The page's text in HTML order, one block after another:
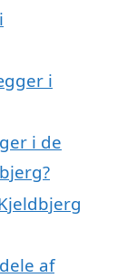
i
i de
af